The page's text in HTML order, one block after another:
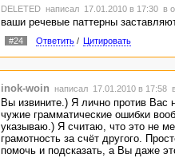
DELETED написал 17.01.2010 в 17:30 в
ваши речевые паттерны
#24 Ответить/ Цитировать
inok-woin написал 17.01.2010 в 17:58
Вы извините.) Я лично против Вас
чужие грамматические ошибки
указываю.) Я считаю, что это не
грамотность за счёт другого.
помочь и подсказать, а Вы даже